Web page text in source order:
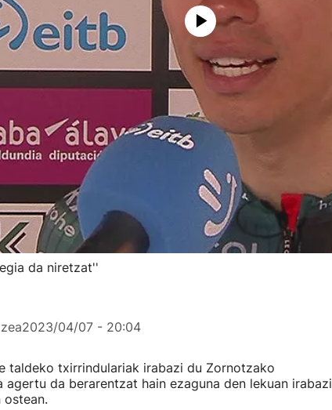
da niretzat''
2023/04/07 - 20:04
taldeko txirrindulariak irabazi du Zornotzako
agertu da berarentzat hain ezaguna den lekuan irabazi
ostean.